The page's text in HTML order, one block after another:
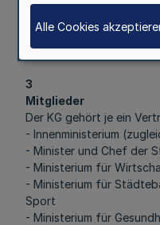
- Informationen zu
zuständigen Behörden
- Planspiele und
3
Mitglieder
Der KG gehört je ein
- Innenministerium
- Minister und Chef der
- Ministerium für
- Ministerium für
Sport
- Ministerium für
Alle Cookies